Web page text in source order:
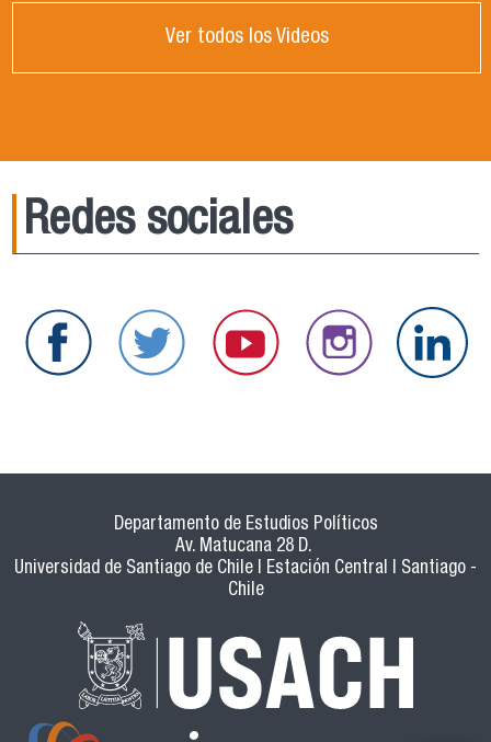
Ver todos los Videos
Redes sociales
Departamento de Estudios Políticos
Av. Matucana 28 D.
Universidad de Santiago de Chile | Estación Central | Santiago -
Chile